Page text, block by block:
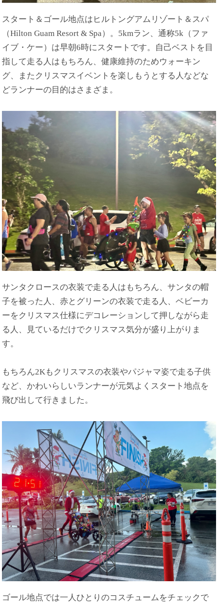
スタート＆ゴール地点はヒルトングアムリゾート＆スパ
（Hilton Guam Resort & Spa）。5kmラン、通称5k（ファ
イブ・ケー）は早朝6時にスタートです。自己ベストを目
指して走る人はもちろん、健康維持のためウォーキン
グ、またクリスマスイベントを楽しもうとする人などな
どランナーの目的はさまざま。
サンタクロースの衣装で走る人はもちろん、サンタの帽
子を被った人、赤とグリーンの衣装で走る人、ベビーカ
ーをクリスマス仕様にデコレーションして押しながら走
る人、見ているだけでクリスマス気分が盛り上がりま
す。
もちろん2Kもクリスマスの衣装やパジャマ姿で走る子供
など、かわいらしいランナーが元気よくスタート地点を
飛び出して行きました。
ゴール地点では一人ひとりのコスチュームをチェックで